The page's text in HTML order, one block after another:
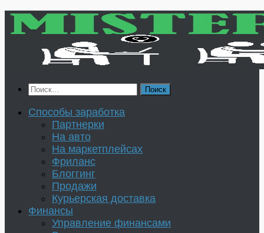
Перейти
Найти:
Способы заработка
Партнерки
На авто
На маркетплейсах
Фриланс
Блоггинг
Продажи
Курьерская доставка
Финансы
Управление финансами